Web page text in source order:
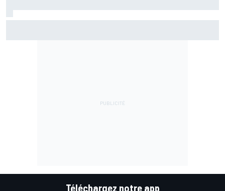
Téléchargez notre app